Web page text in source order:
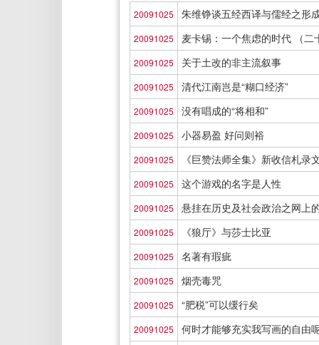
20091025 朱维铮谈五经西译与儒经之形
20091025 麦卡锡：一个焦虑的时代 （二
20091025 关于土改的非主流叙事
20091025 清代江南岂是“糊口经济”
20091025 没有唱成的“将相和”
20091025 小器易盈 好问则裕
20091025 《巨赞法师全集》新收信札录
20091025 这个游戏的名字是人性
20091025 悬挂在历史及社会政治之网
20091025 《狼厅》与莎士比亚
20091025 名著有瑕疵
20091025 烟壳毒咒
20091025 “肥税”可以缓行矣
20091025 何时才能够充实我写画的自由